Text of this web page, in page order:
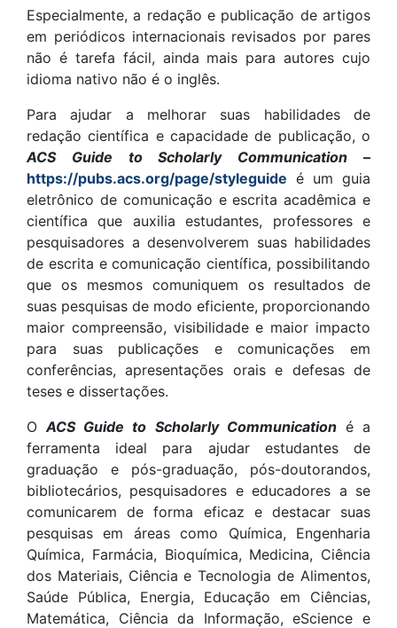
Especialmente, a redação e publicação de artigos
em periódicos internacionais revisados por pares
não é tarefa fácil, ainda mais para autores cujo
idioma nativo não é o inglês.
Para ajudar a melhorar suas habilidades de
redação científica e capacidade de publicação, o
ACS Guide to Scholarly Communication –
https://pubs.acs.org/page/styleguide é um guia
eletrônico de comunicação e escrita acadêmica e
científica que auxilia estudantes, professores e
pesquisadores a desenvolverem suas habilidades
de escrita e comunicação científica, possibilitando
que os mesmos comuniquem os resultados de
suas pesquisas de modo eficiente, proporcionando
maior compreensão, visibilidade e maior impacto
para suas publicações e comunicações em
conferências, apresentações orais e defesas de
teses e dissertações.
OACS Guide to Scholarly Communicationé a
ferramenta ideal para ajudar estudantes de
graduação e pós-graduação, pós-doutorandos,
bibliotecários, pesquisadores e educadores a se
comunicarem de forma eficaz e destacar suas
pesquisas em áreas como Química, Engenharia
Química, Farmácia, Bioquímica, Medicina, Ciência
dos Materiais, Ciência e Tecnologia de Alimentos,
Saúde Pública, Energia, Educação em Ciências,
Matemática, Ciência da Informação, eScience e